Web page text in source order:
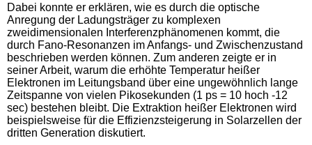
Dabei konnte er erklären, wie es durch die optische
Anregung der Ladungsträger zu komplexen
zweidimensionalen Interferenzphänomenen kommt, die
durch Fano-Resonanzen im Anfangs- und Zwischenzustand
beschrieben werden können. Zum anderen zeigte er in
seiner Arbeit, warum die erhöhte Temperatur heißer
Elektronen im Leitungsband über eine ungewöhnlich lange
Zeitspanne von vielen Pikosekunden (1 ps = 10 hoch -12
sec) bestehen bleibt. Die Extraktion heißer Elektronen wird
beispielsweise für die Effizienzsteigerung in Solarzellen der
dritten Generation diskutiert.